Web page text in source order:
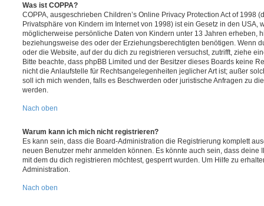
Was ist COPPA?
COPPA, ausgeschrieben Children’s Online Privacy Protection Act of 1998
Privatsphäre von Kindern im Internet von 1998) ist ein Gesetz in den USA,
möglicherweise persönliche Daten von Kindern unter 13 Jahren erheben,
beziehungsweise des oder der Erziehungsberechtigten benötigen. Wenn
oder die Website, auf der du dich zu registrieren versuchst, zutrifft, ziehe
Bitte beachte, dass phpBB Limited und der Besitzer dieses Boards keine
nicht die Anlaufstelle für Rechtsangelegenheiten jeglicher Art ist; außer
soll ich mich wenden, falls es Beschwerden oder juristische Anfragen zu
werden.
Nach oben
Warum kann ich mich nicht registrieren?
Es kann sein, dass die Board-Administration die Registrierung komplett
neuen Benutzer mehr anmelden können. Es könnte auch sein, dass deine
mit dem du dich registrieren möchtest, gesperrt wurden. Um Hilfe zu
Administration.
Nach oben